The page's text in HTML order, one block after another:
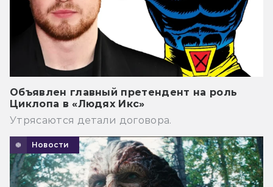
Объявлен главный претендент на роль
Циклопа в «Людях Икс»
Утрясаются детали договора.
Новости